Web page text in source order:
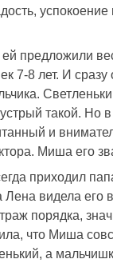
ей предложили
7-8 лет. И сразу
такой. Но
и
Миша его
приходил
Лена видела его
порядка,
что Миша
а